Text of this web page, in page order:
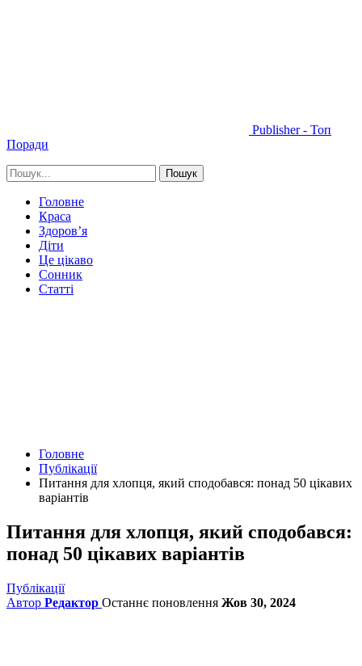
Publisher - Топ
Поради
Головне
Краса
Здоров’я
Діти
Це цікаво
Сонник
Статті
Головне
Публікації
Питання для хлопця, який сподобався: понад 50 цікавих
варіантів
Питання для хлопця, який сподобався:
понад 50 цікавих варіантів
Публікації
Автор Редактор Останнє поновлення Жов 30, 2024